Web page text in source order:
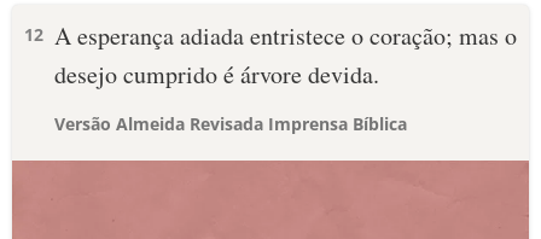
12 A esperança adiada entristece o coração; mas o
desejo cumprido é árvore devida.
Versão Almeida Revisada Imprensa Bíblica